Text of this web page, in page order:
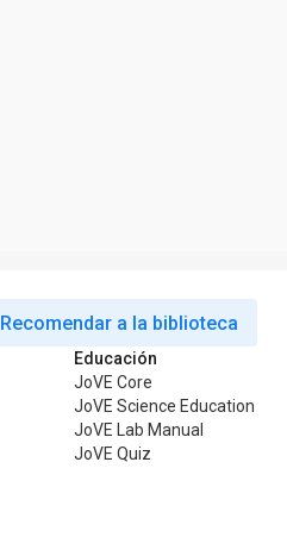
Recomendar a la biblioteca
Educación
JoVE Core
JoVE Science Education
JoVE Lab Manual
JoVE Quiz